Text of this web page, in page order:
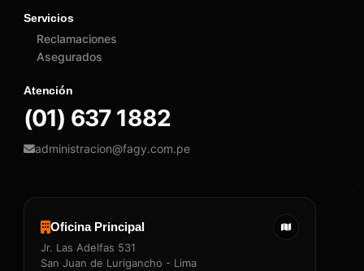
Servicios
Reclamaciones
Asegurados
Atención
(01) 637 1882
administracion@fagy.com.pe
Oficina Principal
Jr. Las Adelfas 531
San Juan de Lurigancho - Lima